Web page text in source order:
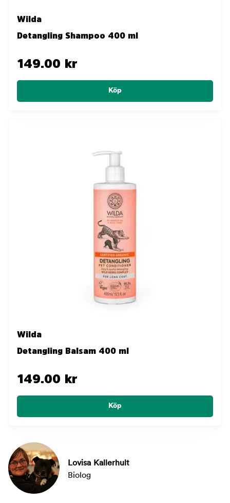
Wilda
Detangling Shampoo 400 ml
149.00 kr
Köp
Wilda
Detangling Balsam 400 ml
149.00 kr
Köp
Lovisa Kallerhult
Biolog